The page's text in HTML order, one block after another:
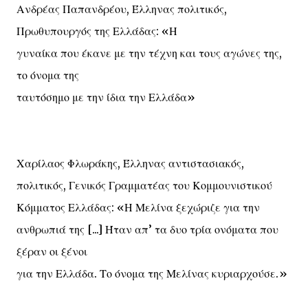
Ανδρέας Παπανδρέου, Έλληνας πολιτικός,
Πρωθυπουργός της Ελλάδας: «Η
γυναίκα που έκανε με την τέχνη και τους αγώνες της,
το όνομα της
ταυτόσημο με την ίδια την Ελλάδα»
Χαρίλαος Φλωράκης, Έλληνας αντιστασιακός,
πολιτικός, Γενικός Γραμματέας του Κομμουνιστικού
Κόμματος Ελλάδας: «Η Μελίνα ξεχώριζε για την
ανθρωπιά της [...] Ήταν απ’ τα δυο τρία ονόματα που
ξέραν οι ξένοι
για την Ελλάδα. Το όνομα της Μελίνας κυριαρχούσε.»